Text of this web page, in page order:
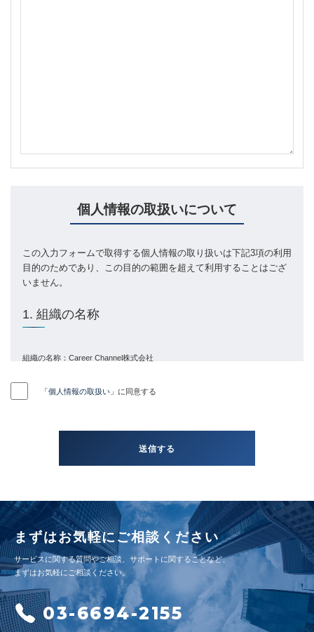
個人情報の取扱いについて
この入力フォームで取得する個人情報の取り扱いは下記3項の利用
目的のためであり、この目的の範囲を超えて利用することはござ
いません。
1. 組織の名称
組織の名称：Career Channel株式会社
2. 個人情報を管理する管理者の氏名又は職名、
所属及び連絡先
管理者名：個人情報保護管理者 菅原 綾香
当社の各事業に関するお問い合わせの方の個人情報は、お問い合わせにお答
えするため及びご要望のあった資料などをお送りするため
当社の採用応募の方の個人情報は、採用業務（選考、関連する連絡等）で使
用するため
4. 個人情報の第三者提供
当社は、ご提供いただいた個人情報を次の場合を除き第三者に提供いたしま
「個人情報の取扱い」 に同意する
まずはお気軽にご相談ください
サービスに関する質問やご相談、サポートに関することなど、
まずはお気軽にご相談ください。
03-6694-2155